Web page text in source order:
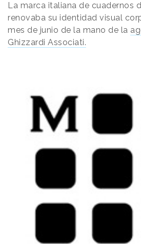
La marca italiana de cuadernos
renovaba su identidad visual
mes de junio de la mano de la
Ghizzardi Associati.